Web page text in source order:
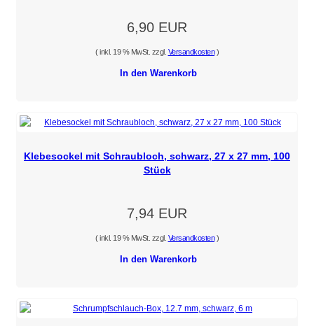
6,90 EUR
( inkl. 19 % MwSt. zzgl. Versandkosten)
In den Warenkorb
Klebesockel mit Schraubloch, schwarz, 27 x 27 mm, 100
Stück
7,94 EUR
( inkl. 19 % MwSt. zzgl. Versandkosten)
In den Warenkorb